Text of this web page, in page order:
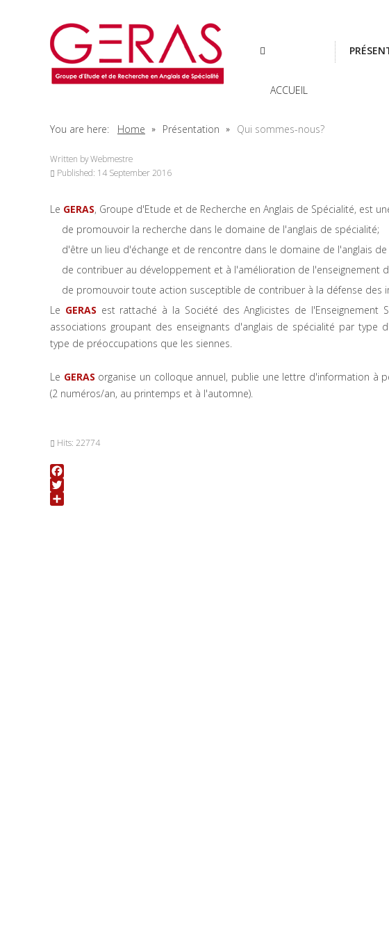
ACCUEIL
You are here: Home Présentation Qui sommes-nous?
Written byWebmestre
Published: 14 September 2016
Le GERAS, Groupe d'Etude et de Recherche en Anglais de Spécialité, est
de promouvoir la recherche dans le domaine de l'anglais de spécialité;
d'être un lieu d'échange et de rencontre dans le domaine de l'anglais
de contribuer au développement et à l'amélioration de l'enseignement
de promouvoir toute action susceptible de contribuer à la défense des
Le GERAS est rattaché à la Société des Anglicistes de l'Enseignement
associations groupant des enseignants d'anglais de spécialité par
type de préoccupations que les siennes.
Le GERAS organise un colloque annuel, publie une lettre d'information à
(2 numéros/an, au printemps et à l'automne).
Hits: 22774
Facebook
Twitter